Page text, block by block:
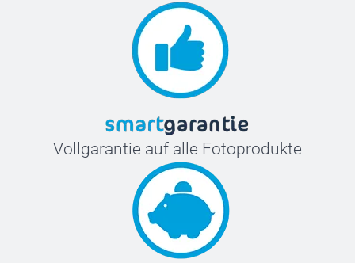
Vollgarantie auf alle Fotoprodukte